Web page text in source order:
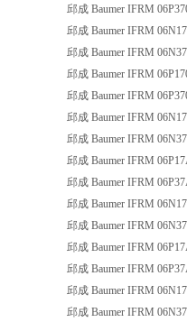
邱成 Baumer IFRM
邱成 Baumer IFRM
邱成 Baumer IFRM
邱成 Baumer IFRM
邱成 Baumer IFRM
邱成 Baumer IFRM
邱成 Baumer IFRM
邱成 Baumer IFRM
邱成 Baumer IFRM
邱成 Baumer IFRM
邱成 Baumer IFRM
邱成 Baumer IFRM
邱成 Baumer IFRM
邱成 Baumer IFRM
邱成 Baumer IFRM